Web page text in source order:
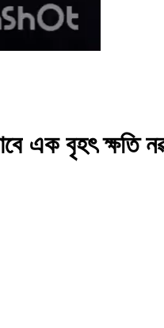
এক বৃহৎ ক্ষতি